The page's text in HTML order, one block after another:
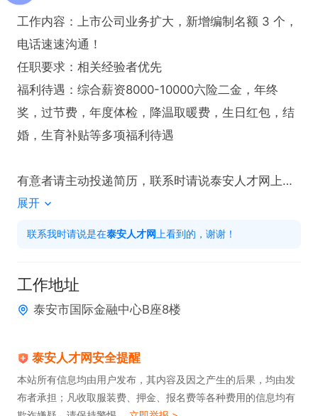
工作内容：上市公司业务扩大，新增编制名额 3 个，
电话速速沟通！
任职要求：相关经验者优先
福利待遇：综合薪资8000-10000六险二金，年终
奖，过节费，年度体检，降温取暖费，生日红包，结
婚，生育补贴等多项福利待遇
有意者请主动投递简历，联系时请说泰安人才网上看
到的！！
展开
联系我时请说是在泰安人才网 上看到的，谢谢！
工作地址
泰安市国际金融中心B座8楼
泰安人才网安全提醒
本站所有信息均由用户发布，其内容及因之产生的后果，均由发
布者承担；凡收取服装费、押金、报名费等各种费用的信息均有